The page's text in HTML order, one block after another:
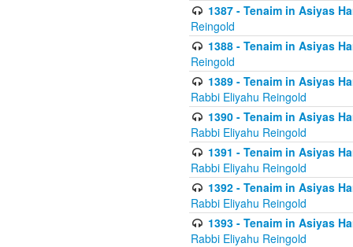
1387 - Tenaim in Asiyas
Reingold
1388 - Tenaim in Asiyas
Reingold
1389 - Tenaim in Asiyas
Rabbi Eliyahu Reingold
1390 - Tenaim in Asiyas
Rabbi Eliyahu Reingold
1391 - Tenaim in Asiyas
Rabbi Eliyahu Reingold
1392 - Tenaim in Asiyas
Rabbi Eliyahu Reingold
1393 - Tenaim in Asiyas
Rabbi Eliyahu Reingold